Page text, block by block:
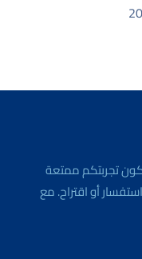
تجربتكم ممتعة
أو اقتراح. مع